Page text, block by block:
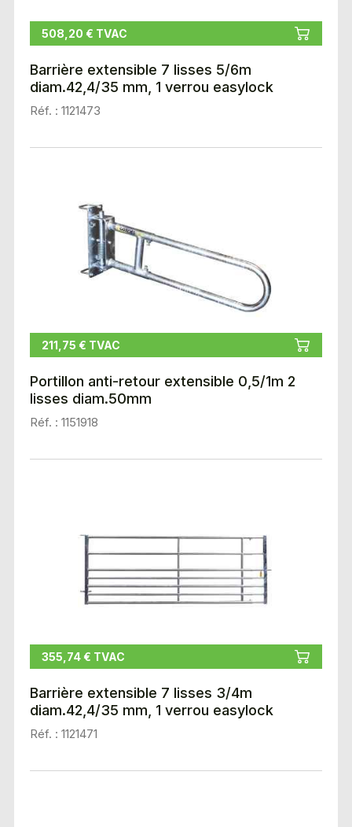
508,20 € TVAC
Barrière extensible 7 lisses 5/6m
diam.42,4/35 mm, 1 verrou easylock
Réf. : 1121473
211,75 € TVAC
Portillon anti-retour extensible 0,5/1m 2
lisses diam.50mm
Réf. : 1151918
355,74 € TVAC
Barrière extensible 7 lisses 3/4m
diam.42,4/35 mm, 1 verrou easylock
Réf. : 1121471